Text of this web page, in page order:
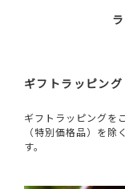
ギフトラッピング
ギフトラッピングを
（特別価格品）を
す。